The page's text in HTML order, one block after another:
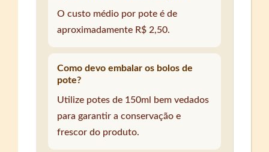
O custo médio por pote é de
aproximadamente R$ 2,50.
Como devo embalar os bolos de
pote?
Utilize potes de 150ml bem vedados
para garantir a conservação e
frescor do produto.